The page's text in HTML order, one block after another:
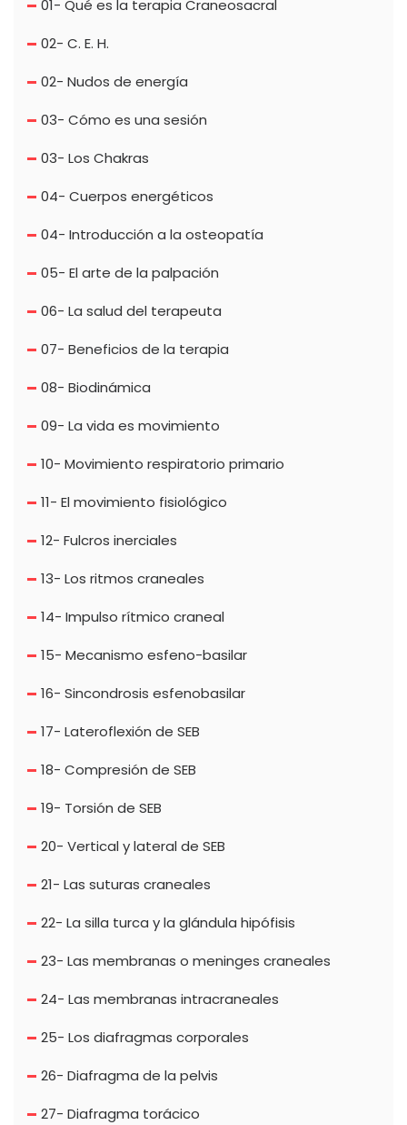
01- Qué es la terapia Craneosacral
02- C. E. H.
02- Nudos de energía
03- Cómo es una sesión
03- Los Chakras
04- Cuerpos energéticos
04- Introducción a la osteopatía
05- El arte de la palpación
06- La salud del terapeuta
07- Beneficios de la terapia
08- Biodinámica
09- La vida es movimiento
10- Movimiento respiratorio primario
11- El movimiento fisiológico
12- Fulcros inerciales
13- Los ritmos craneales
14- Impulso rítmico craneal
15- Mecanismo esfeno-basilar
16- Sincondrosis esfenobasilar
17- Lateroflexión de SEB
18- Compresión de SEB
19- Torsión de SEB
20- Vertical y lateral de SEB
21- Las suturas craneales
22- La silla turca y la glándula hipófisis
23- Las membranas o meninges craneales
24- Las membranas intracraneales
25- Los diafragmas corporales
26- Diafragma de la pelvis
27- Diafragma torácico